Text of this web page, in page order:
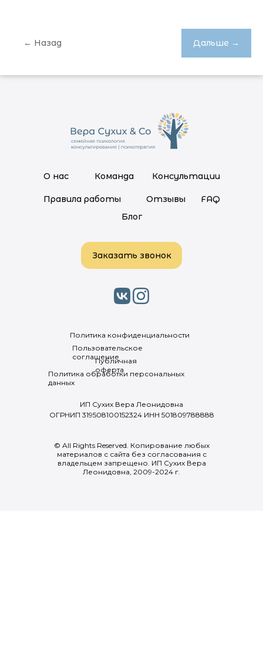
← Назад Дальше →
Политика конфиденциальности
Пользовательское
соглашение
Публичная
оферта
Политика обработки персональных
данных
© All Rights Reserved. Копирование любых
материалов с сайта без согласования с
владельцем запрещено. ИП Сухих Вера
Леонидовна, 2009-2024 г.
ИП Сухих Вера Леонидовна
ОГРНИП 319508100152324 ИНН 501809788888
О нас Консультации
Правила работы Отзывы FAQ
Заказать звонок
Блог
Команда